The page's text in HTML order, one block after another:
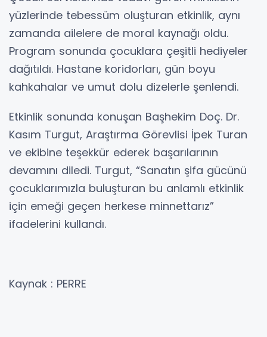
yüzlerinde tebessüm oluşturan etkinlik, aynı
zamanda ailelere de moral kaynağı oldu.
Program sonunda çocuklara çeşitli hediyeler
dağıtıldı. Hastane koridorları, gün boyu
kahkahalar ve umut dolu dizelerle şenlendi.
Etkinlik sonunda konuşan Başhekim Doç. Dr.
Kasım Turgut, Araştırma Görevlisi İpek Turan
ve ekibine teşekkür ederek başarılarının
devamını diledi. Turgut, “Sanatın şifa gücünü
çocuklarımızla buluşturan bu anlamlı etkinlik
için emeği geçen herkese minnettarız”
ifadelerini kullandı.
Kaynak : PERRE